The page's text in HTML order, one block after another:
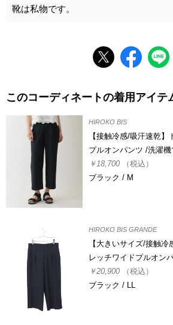
靴は私物です。
このコーディネートの着用アイテ
HIROKO BIS
【接触冷感/吸汗速乾
プルオンパンツ /洗濯機
￥18,700
（税込）
ブラック / M
HIROKO BIS GRANDE
【大きいサイズ/接触
レッチワイドプルオン
￥20,900
（税込）
ブラック / LL